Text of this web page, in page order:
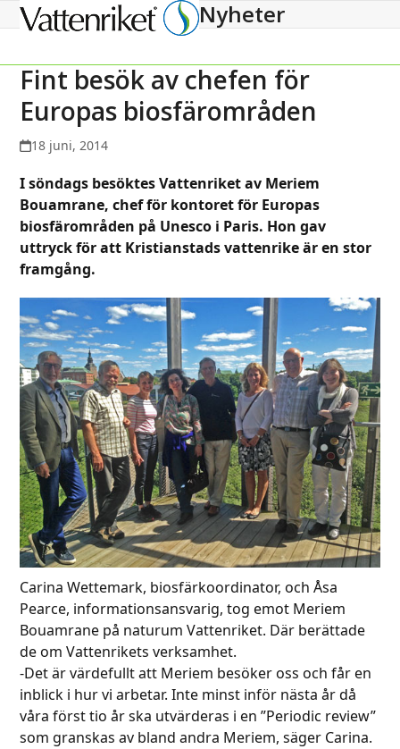
Open
menu
Close
menu
Nyheter
Fint besök av chefen för
Europas biosfärområden
18 juni, 2014
I söndags besöktes Vattenriket av Meriem
Bouamrane, chef för kontoret för Europas
biosfärområden på Unesco i Paris. Hon gav
uttryck för att Kristianstads vattenrike är en stor
framgång.
Carina Wettemark, biosfärkoordinator, och Åsa
Pearce, informationsansvarig, tog emot Meriem
Bouamrane på naturum Vattenriket. Där berättade
de om Vattenrikets verksamhet.
-Det är värdefullt att Meriem besöker oss och får en
inblick i hur vi arbetar. Inte minst inför nästa år då
våra först tio år ska utvärderas i en ”Periodic review”
som granskas av bland andra Meriem, säger Carina.